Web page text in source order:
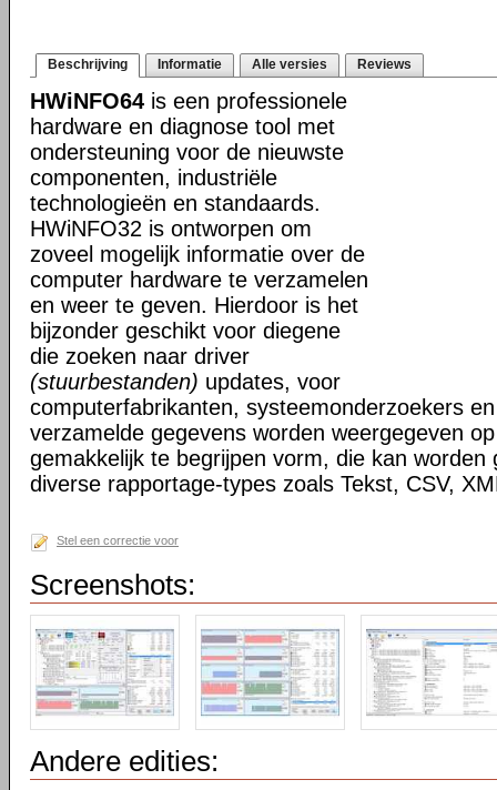
Beschrijving Informatie Alle versies Reviews
HWiNFO64 is een professionele
hardware en diagnose tool met
ondersteuning voor de nieuwste
componenten, industriële
technologieën en standaards.
HWiNFO32 is ontworpen om
zoveel mogelijk informatie over de
computer hardware te verzamelen
en weer te geven. Hierdoor is het
bijzonder geschikt voor diegene
die zoeken naar driver
(stuurbestanden) updates, voor
computerfabrikanten, systeemonderzoekers
verzamelde gegevens worden weergegeven
gemakkelijk te begrijpen vorm, die kan worden
diverse rapportage-types zoals Tekst, CSV,
Stel een correctie voor
Screenshots:
Andere edities: